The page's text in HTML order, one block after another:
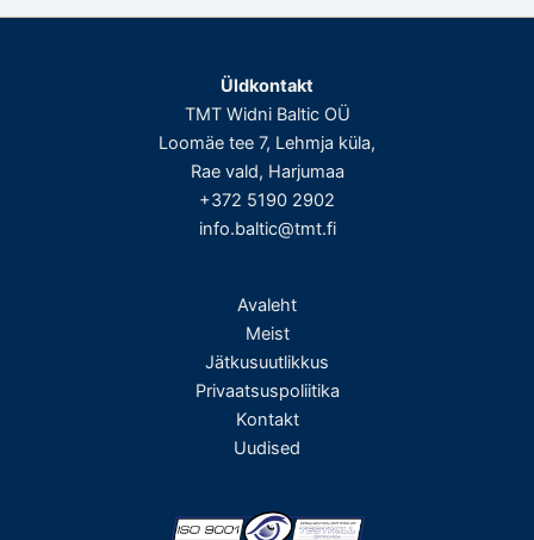
Üldkontakt
TMT Widni Baltic OÜ
Loomäe tee 7, Lehmja küla,
Rae vald, Harjumaa
+372 5190 2902
info.baltic@tmt.fi
Avaleht
Meist
Jätkusuutlikkus
Privaatsuspoliitika
Kontakt
Uudised